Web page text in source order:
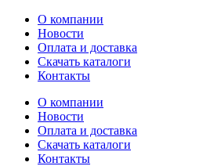
О компании
Новости
Оплата и доставка
Скачать каталоги
Контакты
О компании
Новости
Оплата и доставка
Скачать каталоги
Контакты